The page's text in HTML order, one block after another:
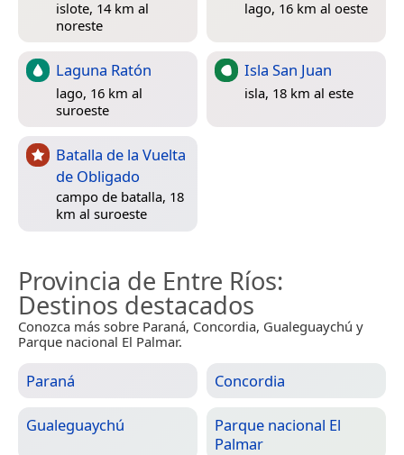
islote, 14 km al
noreste
lago, 16 km al oeste
Laguna Ratón
lago, 16 km al
suroeste
Isla San Juan
isla, 18 km al este
Batalla de la Vuelta
de Obligado
campo de batalla, 18
km al suroeste
Provincia de Entre Ríos:
Destinos destacados
Conozca más sobre Paraná, Concordia, Gualeguaychú y
Parque nacional El Palmar.
Paraná Concordia
Gualeguaychú
Parque nacional El
Palmar